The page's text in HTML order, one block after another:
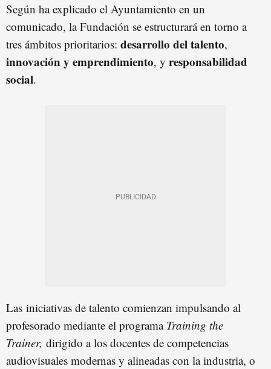
Según ha explicado el Ayuntamiento en un
comunicado, la Fundación se estructurará en torno a
tres ámbitos prioritarios: desarrollo del talento,
innovación y emprendimiento, y responsabilidad
social.
Las iniciativas de talento comienzan impulsando al
profesorado mediante el programa Training the
Trainer, dirigido a los docentes de competencias
audiovisuales modernas y alineadas con la industria, o